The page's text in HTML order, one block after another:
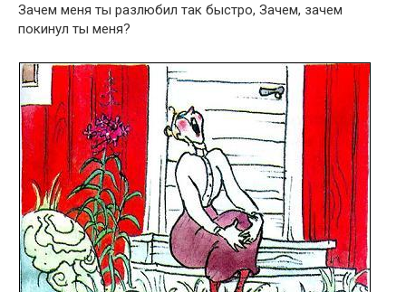
Зачем меня ты разлюбил так быстро, Зачем, зачем
покинул ты меня?